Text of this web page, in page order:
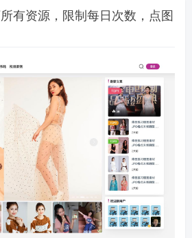
有资源，限制每日次数，点图